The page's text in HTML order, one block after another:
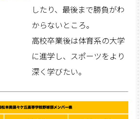
したり、最後まで勝負がわ
からないところ。
高校卒業後は体育系の大学
に進学し、スポーツをより
深く学びたい。